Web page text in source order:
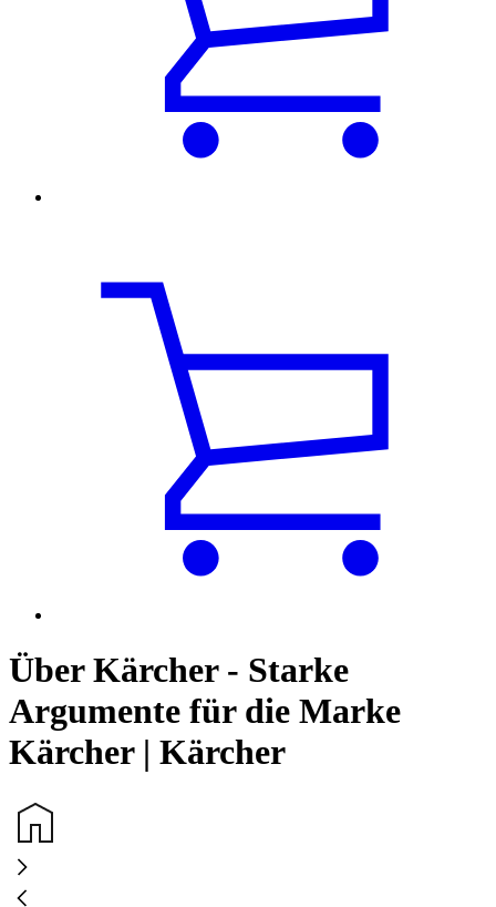
Über Kärcher - Starke
Argumente für die Marke
Kärcher | Kärcher